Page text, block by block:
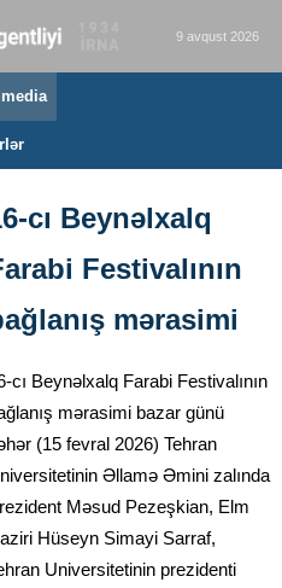
9 avqust 2026
cı Beynəlxalq
Festivalının
mərasimi
cı Beynəlxalq Farabi Festivalının
mərasimi bazar günü
(15 fevral 2026) Tehran
Əllamə Əmini zalında
Məsud Pezeşkian, Elm
Hüseyn Simayi Sarraf,
Universitetinin prezidenti